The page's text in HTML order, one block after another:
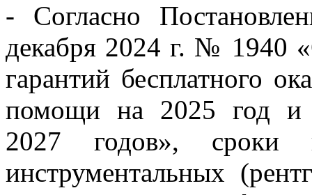
- Согласно
декабря 2024 г. № 1940
гарантий бесплатного
помощи на 2025 год и
2027 годов», сроки
инструментальных